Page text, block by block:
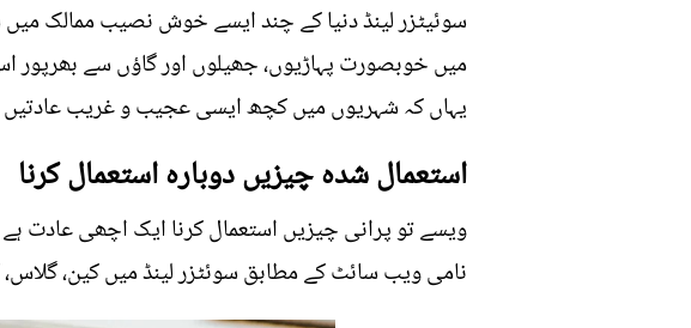
سوئیٹزر لینڈ دنیا کے چند ایسے خوش نصیب ممالک
میں خوبصورت پہاڑیوں، جھیلوں اور گاؤں سے
یہاں کہ شہریوں میں کچھ ایسی عجیب و غریب
استعمال شدہ چیزیں دوبارہ استعمال کرنا
ویسے تو پرانی چیزیں استعمال کرنا ایک اچھی عادت
نامی ویب سائٹ کے مطابق سوئٹزر لینڈ میں کین، گلاس،